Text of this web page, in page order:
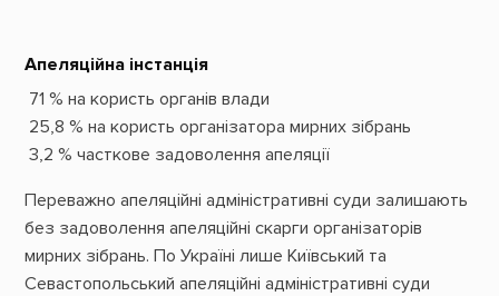
Апеляційна інстанція
71 % на користь органів влади
25,8 % на користь організатора мирних зібрань
3,2 % часткове задоволення апеляції
Переважно апеляційні адміністративні суди залишають
без задоволення апеляційні скарги організаторів
мирних зібрань. По Україні лише Київський та
Севастопольський апеляційні адміністративні суди